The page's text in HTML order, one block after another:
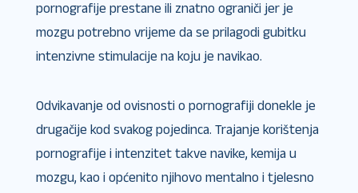
pornografije prestane ili znatno ograniči jer je
mozgu potrebno vrijeme da se prilagodi gubitku
intenzivne stimulacije na koju je navikao.
Odvikavanje od ovisnosti o pornografiji donekle je
drugačije kod svakog pojedinca. Trajanje korištenja
pornografije i intenzitet takve navike, kemija u
mozgu, kao i općenito njihovo mentalno i tjelesno